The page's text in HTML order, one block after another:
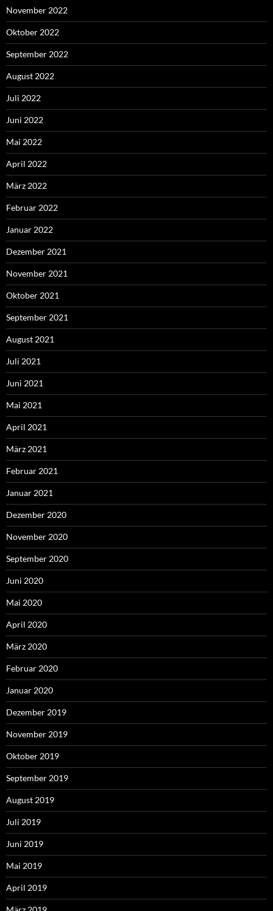
November 2022
Oktober 2022
September 2022
August 2022
Juli 2022
Juni 2022
Mai 2022
April 2022
März 2022
Februar 2022
Januar 2022
Dezember 2021
November 2021
Oktober 2021
September 2021
August 2021
Juli 2021
Juni 2021
Mai 2021
April 2021
März 2021
Februar 2021
Januar 2021
Dezember 2020
November 2020
September 2020
Juni 2020
Mai 2020
April 2020
März 2020
Februar 2020
Januar 2020
Dezember 2019
November 2019
Oktober 2019
September 2019
August 2019
Juli 2019
Juni 2019
Mai 2019
April 2019